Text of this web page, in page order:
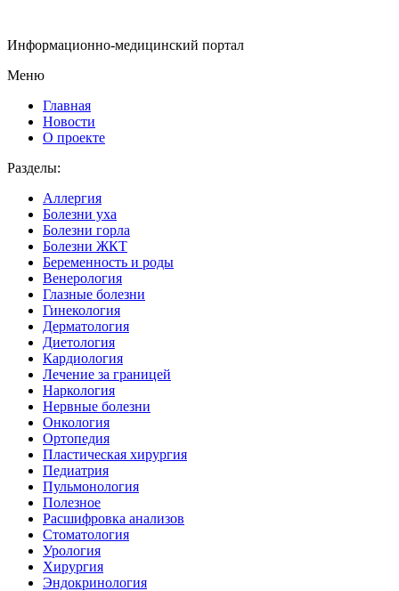
Информационно-медицинский портал
Меню
Главная
Новости
О проекте
Разделы:
Аллергия
Болезни уха
Болезни горла
Болезни ЖКТ
Беременность и роды
Венерология
Глазные болезни
Гинекология
Дерматология
Диетология
Кардиология
Лечение за границей
Наркология
Нервные болезни
Онкология
Ортопедия
Пластическая хирургия
Педиатрия
Пульмонология
Полезное
Расшифровка анализов
Стоматология
Урология
Хирургия
Эндокринология